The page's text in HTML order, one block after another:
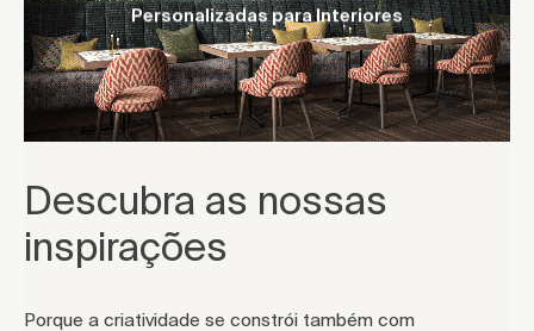
Personalizadas para Interiores
Descubra as nossas
inspirações
Porque a criatividade se constrói também com